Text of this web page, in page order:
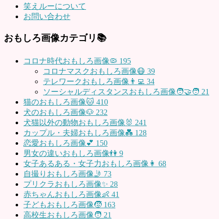
笑えルーについて
お問い合わせ
おもしろ画像カテゴリ📚
コロナ時代おもしろ画像🦠 195
コロナマスクおもしろ画像😷 39
テレワークおもしろ画像👨‍💻 34
ソーシャルディスタンスおもしろ画像🧑‍🤝‍🧑 21
猫のおもしろ画像🐱 410
犬のおもしろ画像🐶 232
犬猫以外の動物おもしろ画像🐰 241
カップル・夫婦おもしろ画像💑 128
恋愛おもしろ画像💕 150
男女の違いおもしろ画像👫 9
女子あるある・女子力おもしろ画像👩 68
自撮りおもしろ画像🤳 73
プリクラおもしろ画像✨ 28
赤ちゃんおもしろ画像👶 41
子どもおもしろ画像🧒 163
高校生おもしろ画像🧑 21